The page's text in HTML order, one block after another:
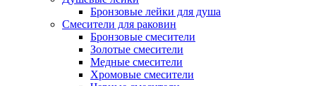
Бронзовые лейки для душа
Смесители для раковин
Бронзовые смесители
Золотые смесители
Медные смесители
Хромовые смесители